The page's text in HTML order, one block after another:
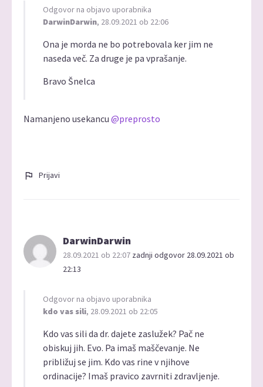
Odgovor na objavo uporabnika
DarwinDarwin, 28.09.2021 ob 22:06
Ona je morda ne bo potrebovala ker jim ne
naseda več. Za druge je pa vprašanje.
Bravo Šnelca
Namanjeno usekancu @preprosto
Prijavi
DarwinDarwin
28.09.2021 ob 22:07 zadnji odgovor 28.09.2021 ob
22:13
Odgovor na objavo uporabnika
kdo vas sili, 28.09.2021 ob 22:05
Kdo vas sili da dr. dajete zaslužek? Pač ne
obiskuj jih. Evo. Pa imaš maščevanje. Ne
približuj se jim. Kdo vas rine v njihove
ordinacije? Imaš pravico zavrniti zdravljenje.